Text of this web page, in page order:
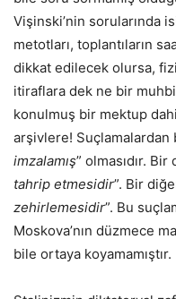
Vişinski’nin sorularında
metotları, toplantıların
dikkat edilecek olursa,
itiraflara dek ne bir
konulmuş bir mektup
arşivlere! Suçlamalardan
imzalamış” olmasıdır.
tahrip etmesidir”. Bir
zehirlemesidir”. Bu
Moskova’nın düzmece
bile ortaya koyamamıştır.